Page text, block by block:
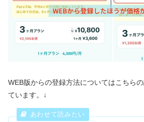
WEB版からの登録方法についてはこちら
ています。↓